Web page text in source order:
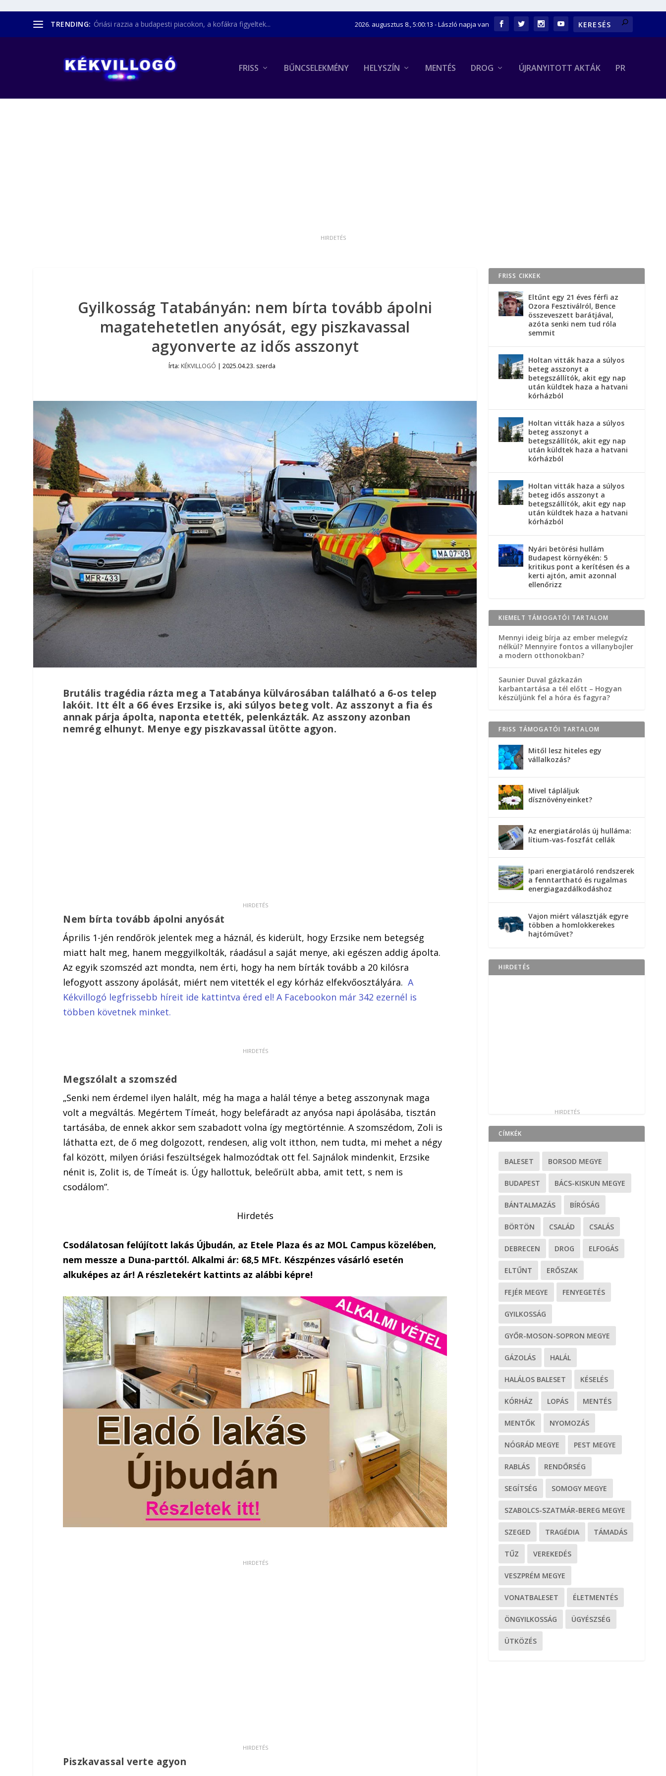
TRENDING: Óriási razzia a budapesti piacokon, a kofákra figyeltek... 2026. augusztus 8., 5:00:14 - László napja van
FRISS BŰNCSELEKMÉNY HELYSZÍN MENTÉS DROG ÚJRANYITOTT AKTÁK PR
Gyilkosság Tatabányán: nem bírta tovább ápolni
magatehetetlen anyósát, egy piszkavassal
agyonverte az idős asszonyt
Írta: KÉKVILLOGÓ |2025.04.23. szerda
Brutális tragédia rázta meg a Tatabánya külvárosában található a 6-os telep
lakóit. Itt élt a 66 éves Erzsike is, aki súlyos beteg volt. Az asszonyt a fia és
annak párja ápolta, naponta etették, pelenkázták. Az asszony azonban
nemrég elhunyt. Menye egy piszkavassal ütötte agyon.
Nem bírta tovább ápolni anyósát
Április 1-jén rendőrök jelentek meg a háznál, és kiderült, hogy Erzsike nem betegség
miatt halt meg, hanem meggyilkolták, ráadásul a saját menye, aki egészen addig ápolta.
Az egyik szomszéd azt mondta, nem érti, hogy ha nem bírták tovább a 20 kilósra
lefogyott asszony ápolását, miért nem vitették el egy kórház elfekvőosztályára. A
Kékvillogó legfrissebb híreit ide kattintva éred el! A Facebookon már 342 ezernél is
többen követnek minket.
Megszólalt a szomszéd
„Senki nem érdemel ilyen halált, még ha maga a halál ténye a beteg asszonynak maga
volt a megváltás. Megértem Tímeát, hogy belefáradt az anyósa napi ápolásába, tisztán
tartásába, de ennek akkor sem szabadott volna így megtörténnie. A szomszédom, Zoli is
láthatta ezt, de ő meg dolgozott, rendesen, alig volt itthon, nem tudta, mi mehet a négy
fal között, milyen óriási feszültségek halmozódtak ott fel. Sajnálok mindenkit, Erzsike
nénit is, Zolit is, de Tímeát is. Úgy hallottuk, beleőrült abba, amit tett, s nem is
csodálom”.
Hirdetés
Csodálatosan felújított lakás Újbudán, az Etele Plaza és az MOL Campus közelében,
nem messze a Duna-parttól. Alkalmi ár: 68,5 MFt. Készpénzes vásárló esetén
alkuképes az ár! A részletekért kattints az alábbi képre!
Piszkavassal verte agyon
FRISS CIKKEK
Eltűnt egy 21 éves férfi az
Ozora Fesztiválról, Bence
összeveszett barátjával,
azóta senki nem tud róla
semmit
Holtan vitták haza a súlyos
beteg asszonyt a
betegszállítók, akit egy nap
után küldtek haza a hatvani
kórházból
Holtan vitták haza a súlyos
beteg asszonyt a
betegszállítók, akit egy nap
után küldtek haza a hatvani
kórházból
Holtan vitták haza a súlyos
beteg idős asszonyt a
betegszállítók, akit egy nap
után küldtek haza a hatvani
kórházból
Nyári betörési hullám
Budapest környékén: 5
kritikus pont a kerítésen és a
kerti ajtón, amit azonnal
ellenőrizz
KIEMELT TÁMOGATÓI TARTALOM
Mennyi ideig bírja az ember melegvíz
nélkül? Mennyire fontos a villanybojler
a modern otthonokban?
Saunier Duval gázkazán
karbantartása a tél előtt – Hogyan
készüljünk fel a hóra és fagyra?
FRISS TÁMOGATÓI TARTALOM
Mitől lesz hiteles egy
vállalkozás?
Mivel tápláljuk
dísznövényeinket?
Az energiatárolás új hulláma:
lítium-vas-foszfát cellák
Ipari energiatároló rendszerek
a fenntartható és rugalmas
energiagazdálkodáshoz
Vajon miért választják egyre
többen a homlokkerekes
hajtóművet?
HIRDETÉS
CÍMKÉK
BALESET BORSOD MEGYE
BUDAPEST BÁCS-KISKUN MEGYE
BÁNTALMAZÁS BÍRÓSÁG
BÖRTÖN CSALÁD CSALÁS
DEBRECEN DROG ELFOGÁS
ELTŰNT ERŐSZAK
FEJÉR MEGYE FENYEGETÉS
GYILKOSSÁG
GYŐR-MOSON-SOPRON MEGYE
GÁZOLÁS HALÁL
HALÁLOS BALESET KÉSELÉS
KÓRHÁZ LOPÁS MENTÉS
MENTŐK NYOMOZÁS
NÓGRÁD MEGYE PEST MEGYE
RABLÁS RENDŐRSÉG
SEGÍTSÉG SOMOGY MEGYE
SZABOLCS-SZATMÁR-BEREG MEGYE
SZEGED TRAGÉDIA TÁMADÁS
TŰZ VEREKEDÉS
VESZPRÉM MEGYE
VONATBALESET ÉLETMENTÉS
ÖNGYILKOSSÁG ÜGYÉSZSÉG
ÜTKÖZÉS